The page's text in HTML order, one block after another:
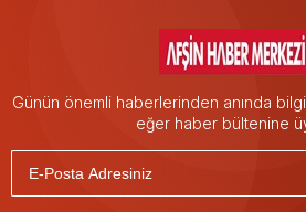
Günün önemli haberlerinden anında
eğer haber bültenine